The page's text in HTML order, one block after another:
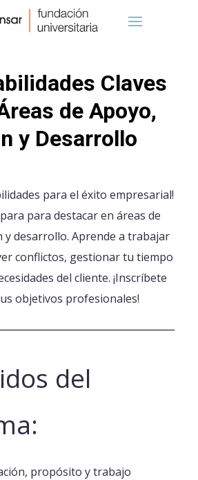
Claves
de Apoyo,
y Desarrollo
para el éxito empresarial!
para destacar en áreas de
y desarrollo. Aprende a trabajar
conflictos, gestionar tu tiempo
del cliente. ¡Inscríbete
objetivos profesionales!
del
propósito y trabajo